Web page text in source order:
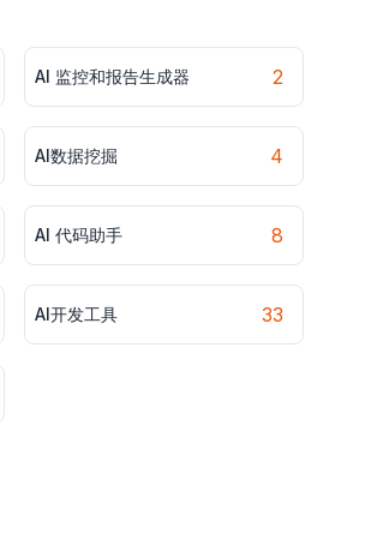
AI 监控和报告生成器 2
AI数据挖掘 4
AI 代码助手 8
AI开发工具 33